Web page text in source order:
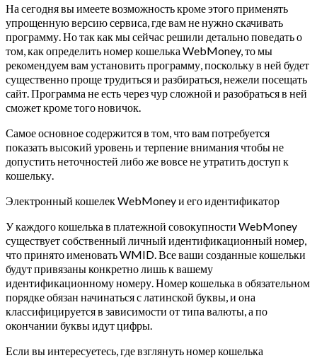
На сегодня вы имеете возможность кроме этого применять
упрощенную версию сервиса, где вам не нужно скачивать
программу. Но так как мы сейчас решили детально поведать о
том, как определить номер кошелька WebMoney, то мы
рекомендуем вам установить программу, поскольку в ней будет
существенно проще трудиться и разбираться, нежели посещать
сайт. Программа не есть через чур сложной и разобраться в ней
сможет кроме того новичок.
Самое основное содержится в том, что вам потребуется
показать высокий уровень и терпение внимания чтобы не
допустить неточностей либо же вовсе не утратить доступ к
кошельку.
Электронный кошелек WebMoney и его идентификатор
У каждого кошелька в платежной совокупности WebMoney
существует собственный личный идентификационный номер,
что принято именовать WMID. Все ваши созданные кошельки
будут привязаны конкретно лишь к вашему
идентификационному номеру. Номер кошелька в обязательном
порядке обязан начинаться с латинской буквы, и она
классифицируется в зависимости от типа валюты, а по
окончании буквы идут цифры.
Если вы интересуетесь, где взглянуть номер кошелька